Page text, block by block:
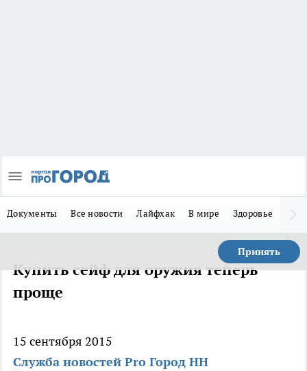
Документы Все новости Лайфхак В мире Здоровье
Принять
Купить сейф для оружия теперь
проще
15 сентября 2015
Служба новостей Pro Город НН